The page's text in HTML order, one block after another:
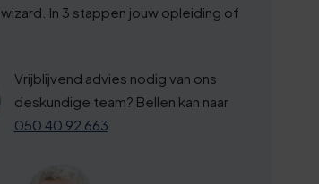
In 3 stappen jouw opleiding of
Vrijblijvend advies nodig van ons
deskundige team? Bellen kan naar
050 40 92 663